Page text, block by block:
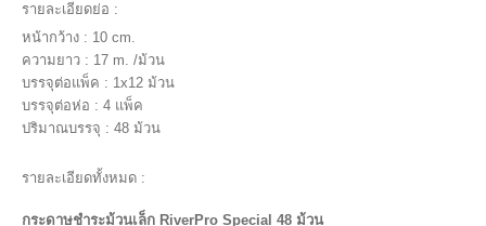
รายละเอียดย่อ :
หน้ากว้าง : 10 cm.
ความยาว : 17 m. /ม้วน
บรรจุต่อแพ็ค : 1x12 ม้วน
บรรจุต่อห่อ : 4 แพ็ค
ปริมาณบรรจุ : 48 ม้วน
รายละเอียดทั้งหมด :
กระดาษชำระม้วนเล็ก RiverPro Special 48 ม้วน